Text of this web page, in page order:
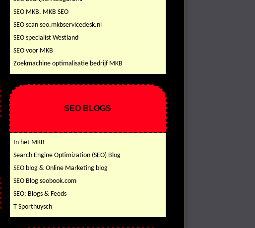
SEO MKB, MKB SEO
SEO scan seo.mkbservicedesk.nl
SEO specialist Westland
SEO voor MKB
Zoekmachine optimalisatie bedrijf MKB
SEO BLOGS
In het MKB
Search Engine Optimization (SEO) Blog
SEO blog & Online Marketing blog
SEO Blog seobook.com
SEO: Blogs & Feeds
T Sporthuysch